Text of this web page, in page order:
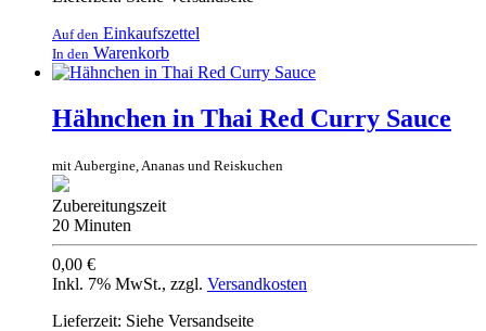
Auf den Einkaufszettel
In den Warenkorb
Hähnchen in Thai Red Curry Sauce
mit Aubergine, Ananas und Reiskuchen
Zubereitungszeit
20 Minuten
0,00 €
Inkl. 7% MwSt., zzgl. Versandkosten
Lieferzeit: Siehe Versandseite